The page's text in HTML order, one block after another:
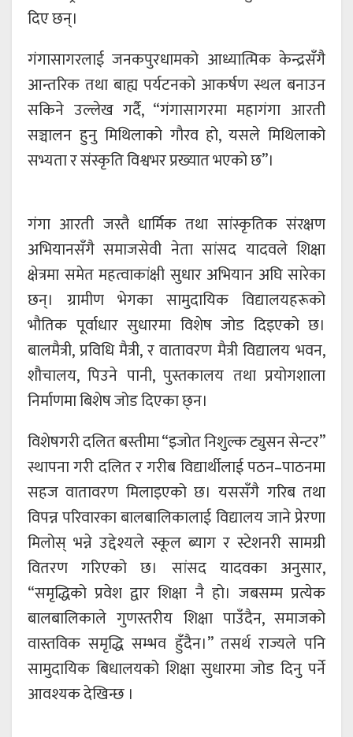
दिए छन्।
गंगासागरलाई जनकपुरधामको आध्यात्मिक केन्द्रसँगै
आन्तरिक तथा बाह्य पर्यटनको आकर्षण स्थल बनाउन
सकिने उल्लेख गर्दै, “गंगासागरमा महागंगा आरती
सञ्चालन हुनु मिथिलाको गौरव हो, यसले मिथिलाको
सभ्यता र संस्कृति विश्वभर प्रख्यात भएको छ”।
गंगा आरती जस्तै धार्मिक तथा सांस्कृतिक संरक्षण
अभियानसँगै समाजसेवी नेता सांसद यादवले शिक्षा
क्षेत्रमा समेत महत्वाकांक्षी सुधार अभियान अघि सारेका
छन्। ग्रामीण भेगका सामुदायिक विद्यालयहरूको
भौतिक पूर्वाधार सुधारमा विशेष जोड दिइएको छ।
बालमैत्री, प्रविधि मैत्री, र वातावरण मैत्री विद्यालय भवन,
शौचालय, पिउने पानी, पुस्तकालय तथा प्रयोगशाला
निर्माणमा बिशेष जोड दिएका छ्न।
विशेषगरी दलित बस्तीमा “इजोत निशुल्क ट्युसन सेन्टर”
स्थापना गरी दलित र गरीब विद्यार्थीलाई पठन–पाठनमा
सहज वातावरण मिलाइएको छ। यससँगै गरिब तथा
विपन्न परिवारका बालबालिकालाई विद्यालय जाने प्रेरणा
मिलोस् भन्ने उद्देश्यले स्कूल ब्याग र स्टेशनरी सामग्री
वितरण गरिएको छ। सांसद यादवका अनुसार,
“समृद्धिको प्रवेश द्वार शिक्षा नै हो। जबसम्म प्रत्येक
बालबालिकाले गुणस्तरीय शिक्षा पाउँदैन, समाजको
वास्तविक समृद्धि सम्भव हुँदैन।” तसर्थ राज्यले पनि
सामुदायिक बिधालयको शिक्षा सुधारमा जोड दिनु पर्ने
आवश्यक देखिन्छ ।